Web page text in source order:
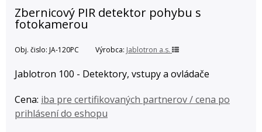
Zbernicový PIR detektor pohybu s
fotokamerou
Obj. čislo: JA-120PC Výrobca: Jablotron a.s.
Jablotron 100 - Detektory, vstupy a ovládače
Cena: iba pre certifikovaných partnerov / cena po
prihlásení do eshopu